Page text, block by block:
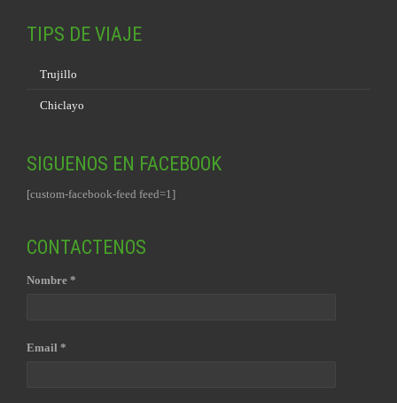
TIPS DE VIAJE
Trujillo
Chiclayo
SIGUENOS EN FACEBOOK
[custom-facebook-feed feed=1]
CONTACTENOS
Nombre *
Email *